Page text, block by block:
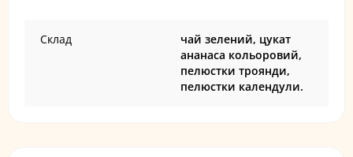
Склад
чай зелений, цукат
ананаса кольоровий,
пелюстки троянди,
пелюстки календули.